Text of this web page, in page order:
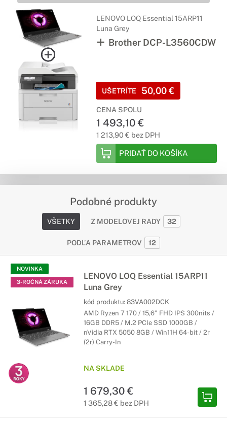
LENOVO LOQ Essential 15ARP11
Luna Grey
Brother DCP-L3560CDW
UŠETRÍTE 50,00 €
CENA SPOLU
1 493,10 €
1 213,90 € bez DPH
PRIDAŤ DO KOŠÍKA
Podobné produkty
VŠETKY Z MODELOVEJ RADY 32
PODĽA PARAMETROV 12
NOVINKA
3-ROČNÁ ZÁRUKA
LENOVO LOQ Essential 15ARP11
Luna Grey
kód produktu: 83VA002DCK
AMD Ryzen 7 170 / 15,6" FHD IPS 300nits /
16GB DDR5 / M.2 PCIe SSD 1000GB /
nVidia RTX 5050 8GB / Win11H 64-bit / 2r
(2r) Carry-In
NA SKLADE
1 679,30 €
1 365,28 € bez DPH